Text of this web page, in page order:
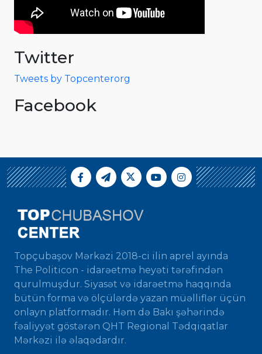
Twitter
Tweets by Topcenterorg
Facebook
Topçubaşov Mərkəzi 2018-ci ilin aprel ayında
The Politicon - idarəetmə heyəti tərəfindən
qurulmuşdur. Siyasət və idarəetmə haqqında
bütün forma və ölçülərdə yazan müəlliflər üçün
onlayn platformadır. Həm də Bakı şəhərində
fəaliyyət göstərən QHT Regional Tədqiqatlar
Mərkəzi ilə əlaqədardır.